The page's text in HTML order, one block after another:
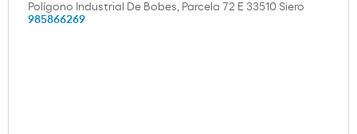
Polígono Industrial De Bobes, Parcela 72 E 33510 Siero
985866269